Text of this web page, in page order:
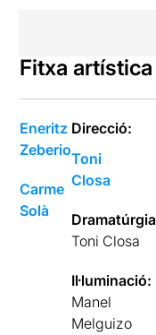
Fitxa artística
Eneritz
Zeberio
Carme
Solà
Direcció:
Toni
Closa
Toni Closa
Il·luminació:
Manel
Melguizo